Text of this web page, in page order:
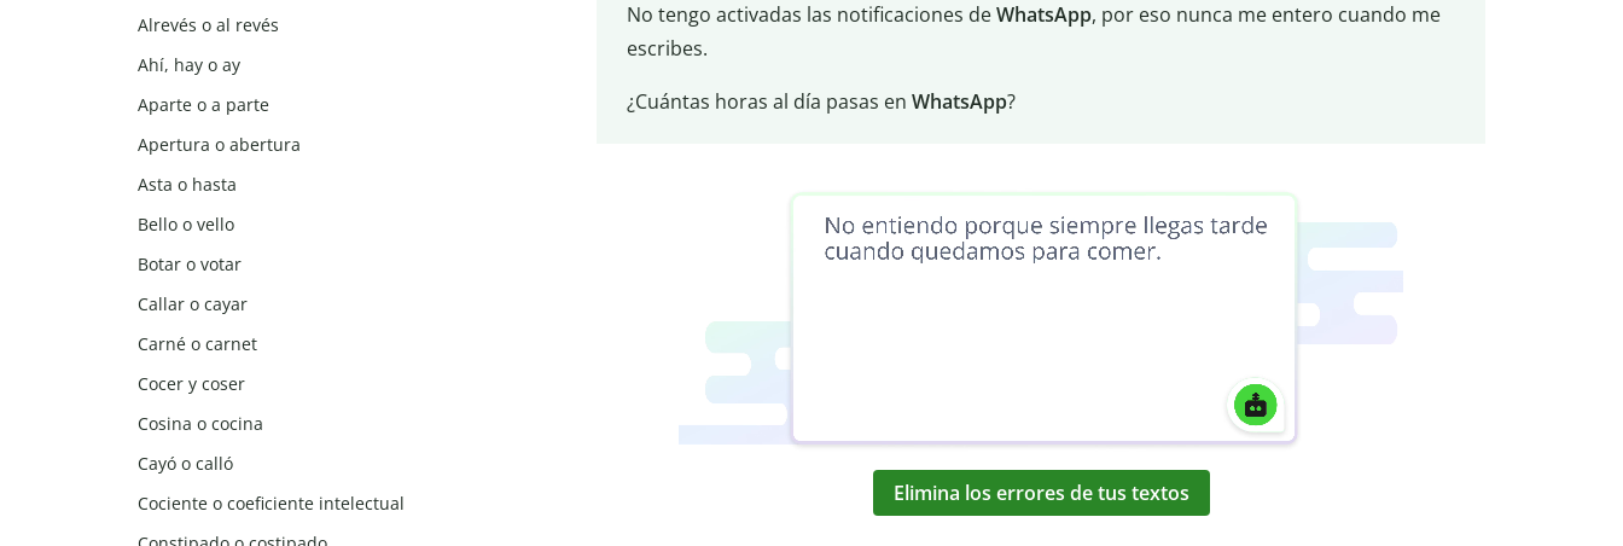
No tengo activadas las notificaciones deWhatsApp, por eso nunca me entero cuando me
escribes.
¿Cuántas horas al día pasas en WhatsApp?
Elimina los errores de tus textos
Alrevés o al revés
Ahí, hay o ay
Aparte o a parte
Apertura o abertura
Asta o hasta
Bello o vello
Botar o votar
Callar o cayar
Carné o carnet
Cocer y coser
Cosina o cocina
Cayó o calló
Cociente o coeficiente intelectual